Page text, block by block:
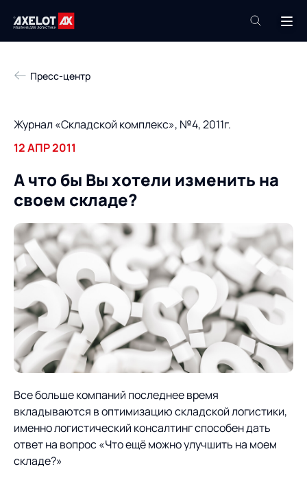
Техподдержка
Компания
Продукты
Роботизация
Академия
База знаний
Пресс-центр
Проекты
Контакты
О компании
О компании
ИТ-аккредитация
Карьера
Партнеры
Импортозамещение
Продукты
Управление цепями
поставок
Управление складами
Управление перевозками
и транспортным парком
Оптимизация в цепях
поставок
Управление двором
Логистический
Логистический
консалтинг
Автоматизация
Нетворкинг и обмен
опытом вместе с AXELOT
Пресс-центр
Новости
Пресс-центр
Журнал «Складской комплекс», №4, 2011г.
12 АПР 2011
А что бы Вы хотели изменить на
своем складе?
Все больше компаний последнее время
вкладываются в оптимизацию складской логистики,
именно логистический консалтинг способен дать
ответ на вопрос «Что ещё можно улучшить на моем
складе?»